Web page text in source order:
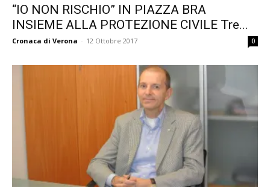
“IO NON RISCHIO” IN PIAZZA BRA
INSIEME ALLA PROTEZIONE CIVILE Tre...
Cronaca di Verona - 12 Ottobre 2017 0